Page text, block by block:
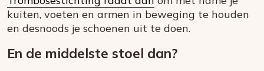
kuiten, voeten en armen in beweging te houden
en desnoods je schoenen uit te doen.
En de middelste stoel dan?